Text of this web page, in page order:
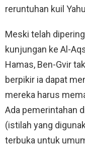
reruntuhan kuil
Meski telah
kunjungan ke Al-
Hamas, Ben-Gvir
berpikir ia dapat
mereka harus
Ada pemerintahan
(istilah yang
terbuka untuk